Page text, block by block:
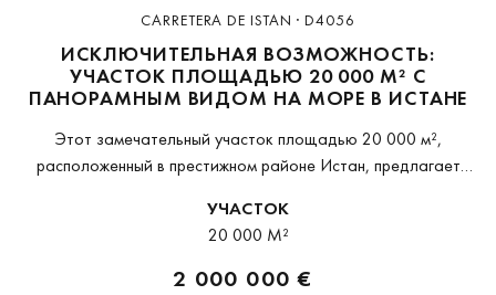
CARRETERA DE ISTAN · D4056
ИСКЛЮЧИТЕЛЬНАЯ ВОЗМОЖНОСТЬ:
УЧАСТОК ПЛОЩАДЬЮ 20 000 М² С
ПАНОРАМНЫМ ВИДОМ НА МОРЕ В ИСТАНЕ
Этот замечательный участок площадью 20 000 м²,
расположенный в престижном районе Истан, предлагает
место для строительства дома вашей мечты. Расположенный
среди безмятежной...
УЧАСТОК
20 000 M²
2 000 000 €